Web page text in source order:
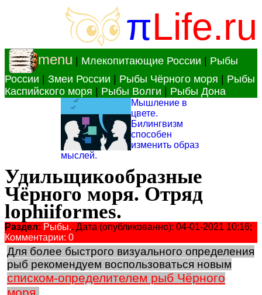
πLife.ru
menu Млекопитающие России
Рыбы
России
Змеи России Рыбы Чёрного моря
Рыбы
Каспийского моря
Рыбы Волги Рыбы Дона
Мышление в
цвете.
Билингвизм
способен
изменить образ
мыслей.
Удильщикообразные
Чёрного моря. Отряд
lophiiformes.
Раздел: Рыбы.. Дата (опубликованно): 04-01-2021 10:16;
Комментарии: 0
Для более быстрого визуального определения
рыб рекомендуем воспользоваться новым
списком-определителем рыб Чёрного